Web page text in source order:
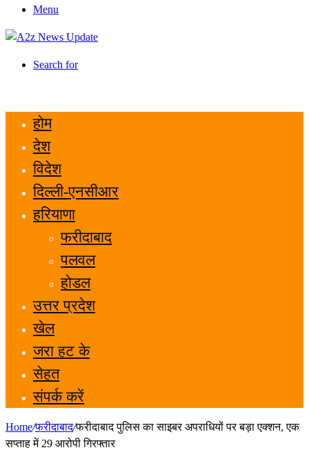
Menu
Search for
होम
देश
विदेश
दिल्ली-एनसीआर
हरियाणा
फरीदाबाद
पलवल
होडल
उत्तर प्रदेश
खेल
जरा हट के
सेहत
संपर्क करें
Home/फरीदाबाद/फरीदाबाद पुलिस का साइबर अपराधियों पर बड़ा एक्शन, एक
सप्ताह में 29 आरोपी गिरफ्तार